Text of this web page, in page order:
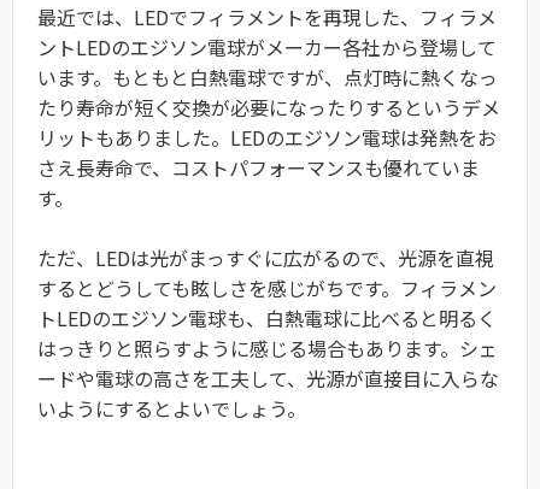
最近では、LEDでフィラメントを再現した、フィラメ
ントLEDのエジソン電球がメーカー各社から登場して
います。もともと白熱電球ですが、点灯時に熱くなっ
たり寿命が短く交換が必要になったりするというデメ
リットもありました。LEDのエジソン電球は発熱をお
さえ長寿命で、コストパフォーマンスも優れていま
す。
ただ、LEDは光がまっすぐに広がるので、光源を直視
するとどうしても眩しさを感じがちです。フィラメン
トLEDのエジソン電球も、白熱電球に比べると明るく
はっきりと照らすように感じる場合もあります。シェ
ードや電球の高さを工夫して、光源が直接目に入らな
いようにするとよいでしょう。